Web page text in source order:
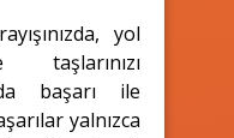
yol
başarı ile
yalnızca